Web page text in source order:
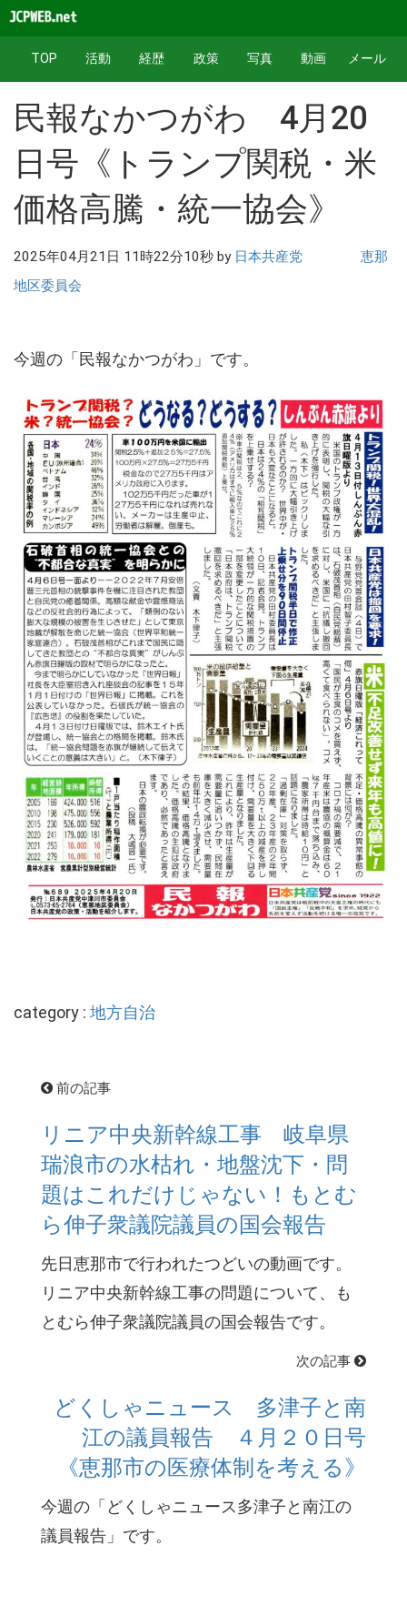
TOP 活動 経歴 政策 写真 動画 メール
民報なかつがわ 4月20
日号《トランプ関税・米
価格高騰・統一協会》
2025年04月21日 11時22分10秒 by 日本共産党 恵那
地区委員会
今週の「民報なかつがわ」です。
category : 地方自治
前の記事
リニア中央新幹線工事 岐阜県
瑞浪市の水枯れ・地盤沈下・問
題はこれだけじゃない！もとむ
ら伸子衆議院議員の国会報告
先日恵那市で行われたつどいの動画です。
リニア中央新幹線工事の問題について、も
とむら伸子衆議院議員の国会報告です。
次の記事
どくしゃニュース 多津子と南
江の議員報告 ４月２０日号
《恵那市の医療体制を考える》
今週の「どくしゃニュース多津子と南江の
議員報告」です。